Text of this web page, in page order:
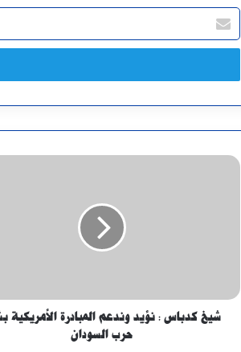
أدخل
بريدك
الإلكتروني
شيخ كدباس : نؤيد وندعم المبادرة الأمريكية
حرب السودان